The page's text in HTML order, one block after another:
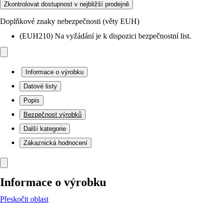
Zkontrolovat dostupnost v nejbližší prodejně
Doplňkové znaky nebezpečnosti (věty EUH)
(EUH210) Na vyžádání je k dispozici bezpečnostní list.
Informace o výrobku
Datové listy
Popis
Bezpečnost výrobků
Další kategorie
Zákaznická hodnocení
Informace o výrobku
Přeskočit oblast